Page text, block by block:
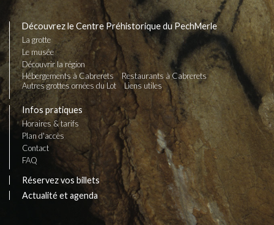
Découvrez le Centre Préhistorique du PechMerle
La grotte
Le musée
Découvrir la région
Hébergements à Cabrerets
Restaurants à Cabrerets
Autres grottes ornées du Lot
Liens utiles
Infos pratiques
Horaires & tarifs
Plan d'accès
Contact
FAQ
Réservez vos billets
Actualité et agenda